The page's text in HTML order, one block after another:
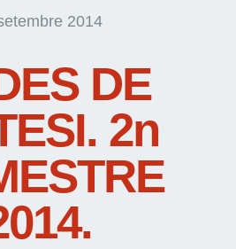
2014
DE
2n